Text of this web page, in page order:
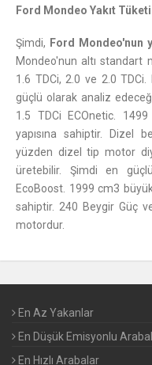
Ford Mondeo Yakıt
Şimdi, Ford Mondeo'nun
Mondeo'nun altı standart
1.6 TDCi, 2.0 ve 2.0
güçlü olarak analiz
1.5 TDCi ECOnetic.
yapısına sahiptir. Dizel
yüzden dizel tip motor
üretebilir. Şimdi en
EcoBoost. 1999 cm3
sahiptir. 240 Beygir Güç
motordur.
En Az Yakanlar
En Düşük Emisyonlu
En Hızlı Arabalar